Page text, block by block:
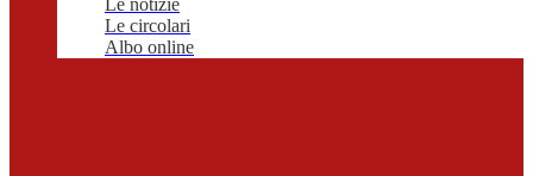
Le notizie
Le circolari
Albo online